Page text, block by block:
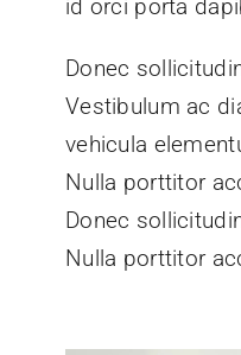
id orci porta
Donec
Vestibulum ac
vehicula
Nulla porttitor
Donec
Nulla porttitor